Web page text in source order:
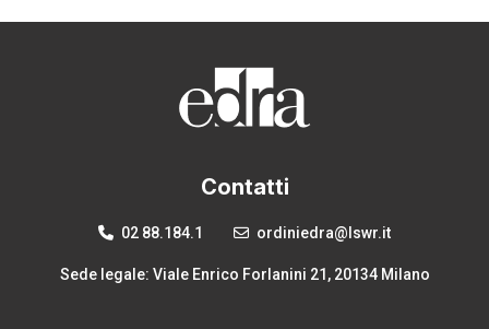
Contatti
02 88.184.1 ordiniedra@lswr.it
Sede legale: Viale Enrico Forlanini 21, 20134 Milano